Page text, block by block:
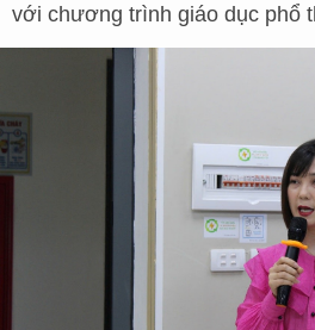
với chương trình giáo dục phổ